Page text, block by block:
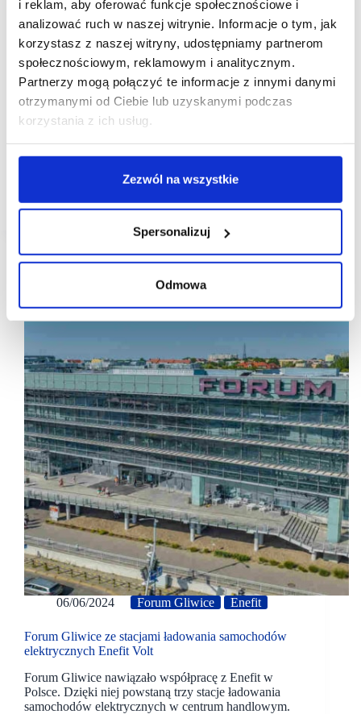
i reklam, aby oferować funkcje społecznościowe i
analizować ruch w naszej witrynie. Informacje o tym, jak
korzystasz z naszej witryny, udostępniamy partnerom
społecznościowym, reklamowym i analitycznym.
Partnerzy mogą połączyć te informacje z innymi danymi
otrzymanymi od Ciebie lub uzyskanymi podczas
korzystania z ich usług.
Zezwól na wszystkie
Spersonalizuj
Odmowa
10/06/2024 Forum Gliwice
Forum Gliwice z atrakcyjniejszą ofertą modową
Klienci centrum handlowego Forum Gliwice mogą
on modę damską i zlokalizowany jest na poziomie
06/06/2024 Forum Gliwice Enefit
Forum Gliwice ze stacjami ładowania samochodów
elektrycznych Enefit Volt
Forum Gliwice nawiązało współpracę z Enefit w
Polsce. Dzięki niej powstaną trzy stacje ładowania
samochodów elektrycznych w centrum handlowym.